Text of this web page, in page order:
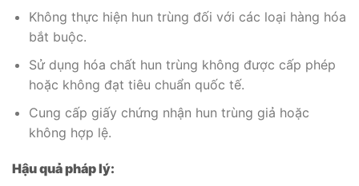
Không thực hiện hun trùng đối với các loại hàng hóa
bắt buộc.
Sử dụng hóa chất hun trùng không được cấp phép
hoặc không đạt tiêu chuẩn quốc tế.
Cung cấp giấy chứng nhận hun trùng giả hoặc
không hợp lệ.
Hậu quả pháp lý: